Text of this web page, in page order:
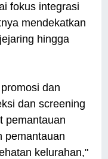
fokus integrasi
mendekatkan
hingga
dan
dan screening
pemantauan
pemantauan
kelurahan,"